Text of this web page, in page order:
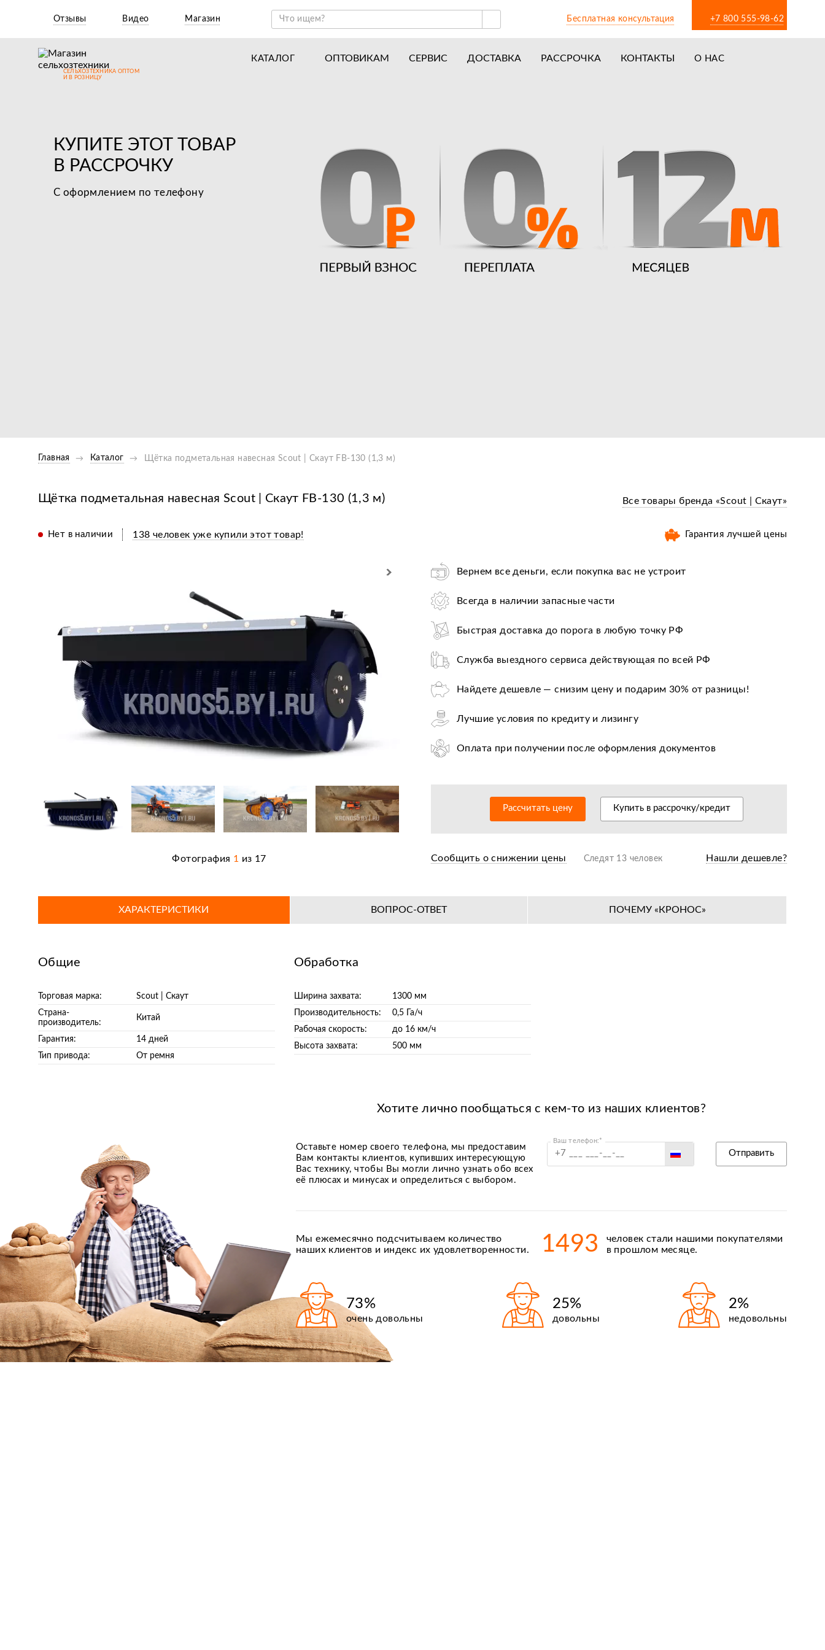
Отзывы Видео Магазин Бесплатная консультация +7 800 555-98-62
СЕЛЬХОЗТЕХНИКА ОПТОМ
И В РОЗНИЦУ
КАТАЛОГ
Навесное оборудование для мотоблоков
ОПТОВИКАМ СЕРВИС ДОСТАВКА РАССРОЧКА КОНТАКТЫ
О НАС
Новости
Отзывы
Вакансии
Гарантия лучшей цены
КУПИТЕ ЭТОТ ТОВАР
В РАССРОЧКУ
С оформлением по телефону
Главная Каталог Щётка подметальная навесная Scout | Скаут FB-130 (1,3 м)
Щётка подметальная навесная Scout | Скаут FB-130 (1,3 м) Все товары бренда «Scout | Скаут»
Нет в наличии 138 человек уже купили этот товар! Гарантия лучшей цены
Фотография 1 из 17
Вернем все деньги, если покупка вас не устроит
Всегда в наличии запасные части
Быстрая доставка до порога в любую точку РФ
Служба выездного сервиса действующая по всей РФ
Найдете дешевле — снизим цену и подарим 30% от разницы!
Лучшие условия по кредиту и лизингу
Оплата при получении после оформления документов
36+ авторизированных сервисных центров по всей РФ
Рассчитать цену Купить в рассрочку/кредит
Сообщить о снижении цены Следят 13 человек Нашли дешевле?
ХАРАКТЕРИСТИКИ ВОПРОС-ОТВЕТ ПОЧЕМУ «КРОНОС»
Общие
Торговая марка:
Scout | Скаут
Страна-
производитель:
Китай
Гарантия:
14 дней
Тип привода:
От ремня
Обработка
Ширина захвата:
1300 мм
Производительность:
0,5 Га/ч
Рабочая скорость:
до 16 км/ч
Высота захвата:
500 мм
Хотите лично пообщаться с кем-то из наших клиентов?
Оставьте номер своего телефона, мы предоставим
Вам контакты клиентов, купивших интересующую
Вас технику, чтобы Вы могли лично узнать обо всех
её плюсах и минусах и определиться с выбором.
Ваш телефон:*
Киргизия
Отправить
Мы ежемесячно подсчитываем количество
наших клиентов и индекс их удовлетворенности.
1493
человек стали нашими покупателями
в прошлом месяце.
73%
очень довольны
25%
довольны
2%
недовольны